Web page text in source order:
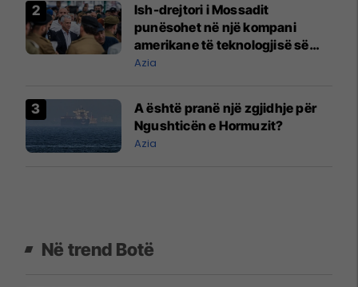
Ish-drejtori i Mossadit
punësohet në një kompani
amerikane të teknologjisë së
mbrojtjes
Azia
A është pranë një zgjidhje për
Ngushticën e Hormuzit?
Azia
Në trend Botë